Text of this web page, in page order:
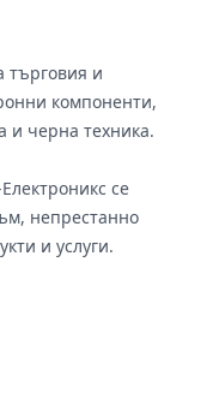
търговия и
компоненти,
и черна техника.
се
непрестанно
и услуги.